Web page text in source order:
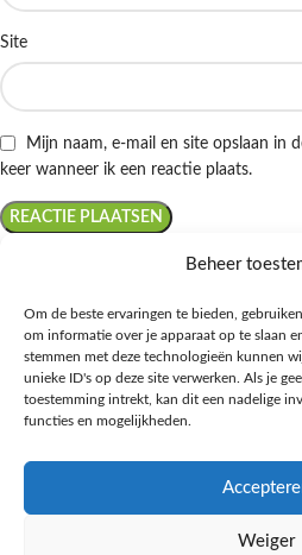
Beheer
Om de beste ervaringen te bieden,
om informatie over je apparaat op te slaan
stemmen met deze technologieën kunnen
unieke ID's op deze site verwerken. Als je
toestemming intrekt, kan dit een nadelige
functies en mogelijkheden.
Weiger
Site
Mijn naam, e-mail en site opslaan in
keer wanneer ik een reactie plaats.
Ontdek de beste keto-vriendelijke
kennis met onze diepgaande blogs over
favoriete keto recepten in onze